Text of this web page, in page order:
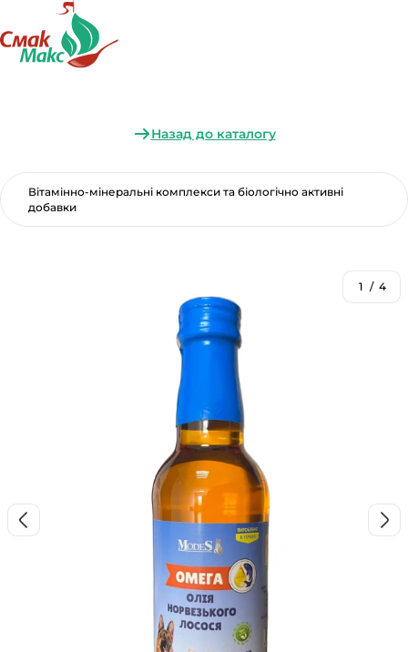
Назад до каталогу
Вітамінно-мінеральні комплекси та біологічно активні
добавки
1 / 4